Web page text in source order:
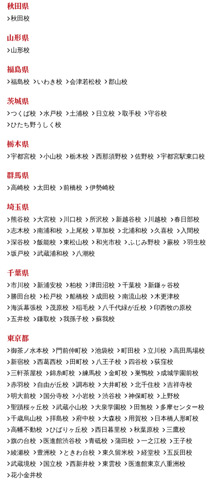
秋田県
秋田校
山形県
山形校
福島県
福島校 いわき校 会津若松校 郡山校
茨城県
つくば校 水戸校 土浦校 日立校 取手校
守谷校
ひたち野うしく校
栃木県
宇都宮校 小山校 栃木校 西那須野校 佐野校 宇都宮駅東口校
群馬県
高崎校 太田校 前橋校 伊勢崎校
埼玉県
熊谷校 大宮校 川口校 所沢校 新越谷校 川越校
春日部校
志木校
南浦和校 上尾校 草加校 北浦和校 久喜校
入間校
深谷校
飯能校 東松山校 和光市校 ふじみ野校 蕨校
羽生校
坂戸校
武蔵浦和校 八潮校
千葉県
市川校 新浦安校 柏校 津田沼校 千葉校
新鎌ヶ谷校
勝田台校
松戸校 船橋校 成田校 南流山校
木更津校
海浜幕張校
茂原校 稲毛校 八千代緑が丘校
印西牧の原校
五井校
鎌取校 我孫子校 蘇我校
東京都
御茶ノ水本校 門前仲町校 池袋校 町田校 立川校
高田馬場校
新宿校
西葛西校 田町校 八王子校 四谷校
荻窪校
三軒茶屋校
錦糸町校 練馬校 金町校 巣鴨校
成城学園前校
赤羽校
自由が丘校 調布校 大井町校 北千住校
吉祥寺校
明大前校
国分寺校 小岩校 渋谷校 神保町校
上野校
聖蹟桜ヶ丘校
武蔵小山校 大泉学園校 田無校
多摩センター校
千歳烏山校
拝島校 府中校 大森校 用賀校
日本橋人形町校
高幡不動校
ひばりヶ丘校 西日暮里校 秋葉原校
三鷹校
旗の台校
医進館渋谷校 青砥校 蒲田校 一之江校
王子校
綾瀬校
豊洲校 ときわ台校 東久留米校 経堂校
五反田校
武蔵境校
国立校 西新井校 東雲校
医進館東京八重洲校
花小金井校